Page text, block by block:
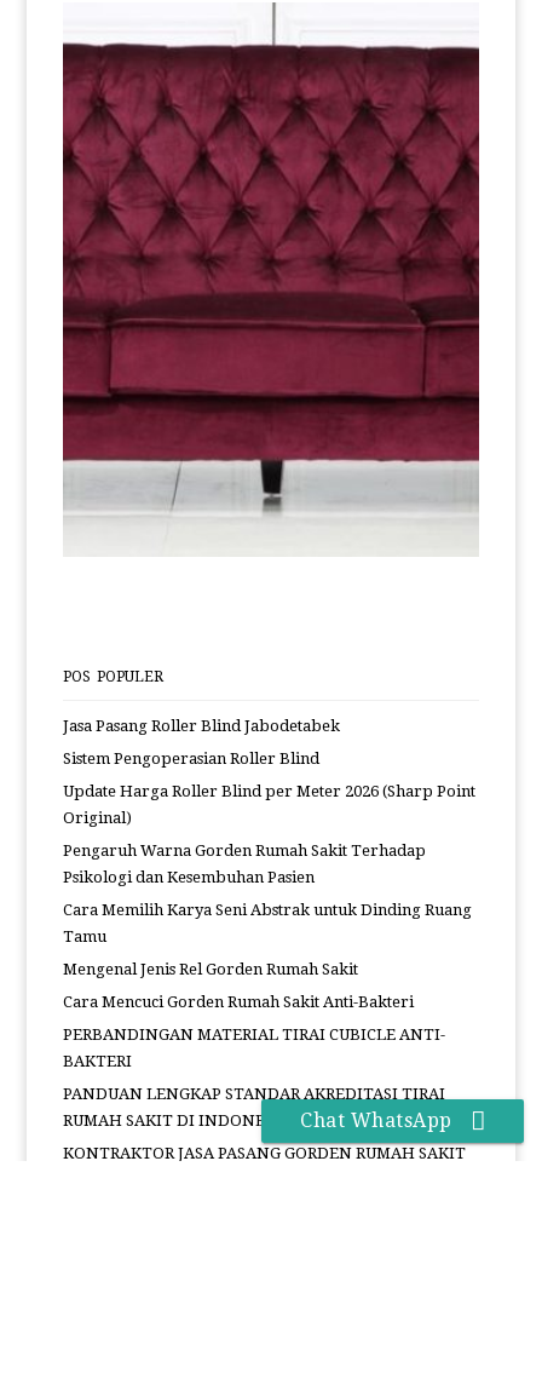
POS POPULER
Jasa Pasang Roller Blind Jabodetabek
Sistem Pengoperasian Roller Blind
Update Harga Roller Blind per Meter 2026 (Sharp Point
Original)
Pengaruh Warna Gorden Rumah Sakit Terhadap
Psikologi dan Kesembuhan Pasien
Cara Memilih Karya Seni Abstrak untuk Dinding Ruang
Tamu
Mengenal Jenis Rel Gorden Rumah Sakit
Cara Mencuci Gorden Rumah Sakit Anti-Bakteri
PERBANDINGAN MATERIAL TIRAI CUBICLE ANTI-
BAKTERI
PANDUAN LENGKAP STANDAR AKREDITASI TIRAI
RUMAH SAKIT DI INDONESIA (SESUAI KEMENKES)
KONTRAKTOR JASA PASANG GORDEN RUMAH SAKIT
Chat WhatsApp